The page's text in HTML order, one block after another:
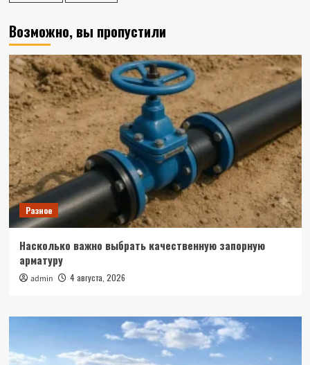
Возможно, вы пропустили
Разное
Насколько важно выбрать качественную запорную
арматуру
admin 4 августа, 2026